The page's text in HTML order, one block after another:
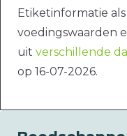
Etiketinformatie
voedingswaarden
uit verschillende
op 16-07-2026.